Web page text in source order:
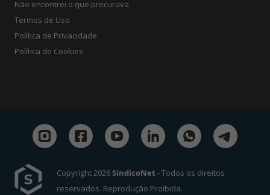
Não encontrei o que procurava
Termos de Uso
Política de Privacidade
Política de Cookies
Copyright 2026SíndicoNet - Todos os direitos
reservados. Reprodução Proibida.